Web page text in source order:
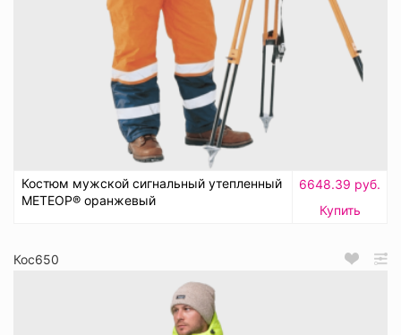
Костюм мужской сигнальный утепленный
МЕТЕОР® оранжевый
6648.39 руб.
Купить
Кос650